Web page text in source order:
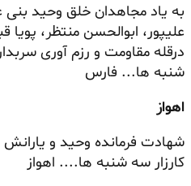
به یاد مجاهدان خلق وحید بنی
علیپور، ابوالحسن منتظر،
درقله مقاومت و رزم‌ آوری
شنبه ها... فارس
اهواز
شهادت فرمانده وحید و
کارزار سه شنبه ها.... اهواز